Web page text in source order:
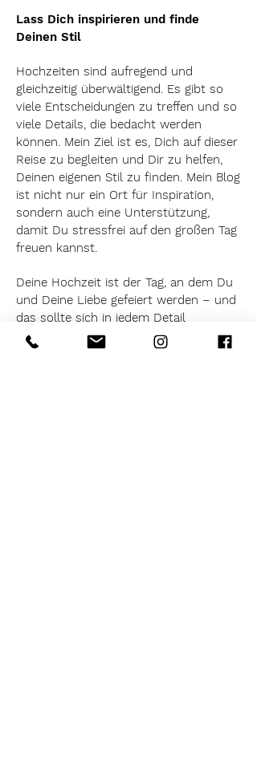
Lass Dich inspirieren und finde
Deinen Stil
Hochzeiten sind aufregend und
gleichzeitig überwältigend. Es gibt so
viele Entscheidungen zu treffen und so
viele Details, die bedacht werden
können. Mein Ziel ist es, Dich auf dieser
Reise zu begleiten und Dir zu helfen,
Deinen eigenen Stil zu finden. Mein Blog
ist nicht nur ein Ort für Inspiration,
sondern auch eine Unterstützung,
damit Du stressfrei auf den großen Tag
freuen kannst.
Deine Hochzeit ist der Tag, an dem Du
und Deine Liebe gefeiert werden – und
das sollte sich in jedem Detail
widerspiegeln. Ich freue mich darauf,
Dich auf dieser Reise zu begleiten und